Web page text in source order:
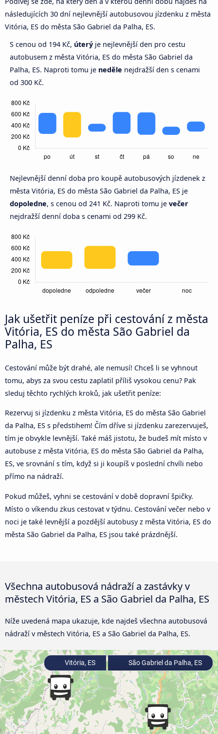
následujících 30 dní nejlevnější autobusovou jízdenku z města
Vitória, ES do města São Gabriel da Palha, ES.
S cenou od 194 Kč, úterý je nejlevnější den pro cestu
autobusem z města Vitória, ES do města São Gabriel da
Palha, ES. Naproti tomu je neděle nejdražší den s cenami
od 300 Kč.
Nejlevnější denní doba pro koupě autobusových jízdenek z
města Vitória, ES do města São Gabriel da Palha, ES je
dopoledne, s cenou od 241 Kč. Naproti tomu je večer
nejdražší denní doba s cenami od 299 Kč.
Jak ušetřit peníze při cestování z města
Vitória, ES do města São Gabriel da
Palha, ES
Cestování může být drahé, ale nemusí! Chceš li se vyhnout
tomu, abys za svou cestu zaplatil příliš vysokou cenu? Pak
sleduj těchto rychlých kroků, jak ušetřit peníze:
Rezervuj si jízdenku z města Vitória, ES do města São Gabriel
da Palha, ES s předstihem! Čím dříve si jízdenku zarezervuješ,
tím je obvykle levnější. Také máš jistotu, že budeš mít místo v
autobuse z města Vitória, ES do města São Gabriel da Palha,
ES, ve srovnání s tím, když si ji koupíš v poslední chvíli nebo
přímo na nádraží.
Pokud můžeš, vyhni se cestování v době dopravní špičky.
Místo o víkendu zkus cestovat v týdnu. Cestování večer nebo v
noci je také levnější a pozdější autobusy z města Vitória, ES do
města São Gabriel da Palha, ES jsou také prázdnější.
Všechna autobusová nádraží a zastávky v
městech Vitória, ES a São Gabriel da Palha, ES
Níže uvedená mapa ukazuje, kde najdeš všechna autobusová
nádraží v městech Vitória, ES a São Gabriel da Palha, ES.
Vitória, ES São Gabriel da Palha, ES